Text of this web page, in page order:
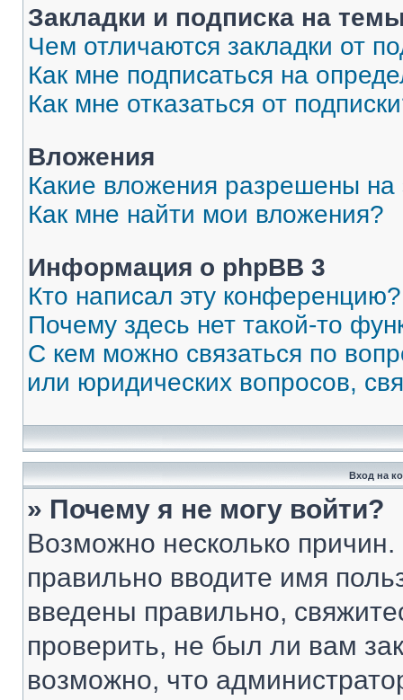
Закладки и подписка на
Чем отличаются закладки от
Как мне подписаться на
Как мне отказаться от
Вложения
Какие вложения разрешены
Как мне найти мои вложения?
Информация о phpBB 3
Кто написал эту конференцию?
Почему здесь нет такой-то
С кем можно связаться по
или юридических вопросов,
Вход на
» Почему я не могу войти?
Возможно несколько
правильно вводите имя
введены правильно,
проверить, не был ли вам
возможно, что